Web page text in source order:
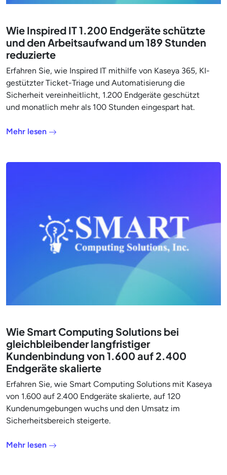
Wie Inspired IT 1.200 Endgeräte schützte
und den Arbeitsaufwand um 189 Stunden
reduzierte
Erfahren Sie, wie Inspired IT mithilfe von Kaseya 365, KI-
gestützter Ticket-Triage und Automatisierung die
Sicherheit vereinheitlicht, 1.200 Endgeräte geschützt
und monatlich mehr als 100 Stunden eingespart hat.
Mehr lesen
Wie Smart Computing Solutions bei
gleichbleibender langfristiger
Kundenbindung von 1.600 auf 2.400
Endgeräte skalierte
Erfahren Sie, wie Smart Computing Solutions mit Kaseya
von 1.600 auf 2.400 Endgeräte skalierte, auf 120
Kundenumgebungen wuchs und den Umsatz im
Sicherheitsbereich steigerte.
Mehr lesen